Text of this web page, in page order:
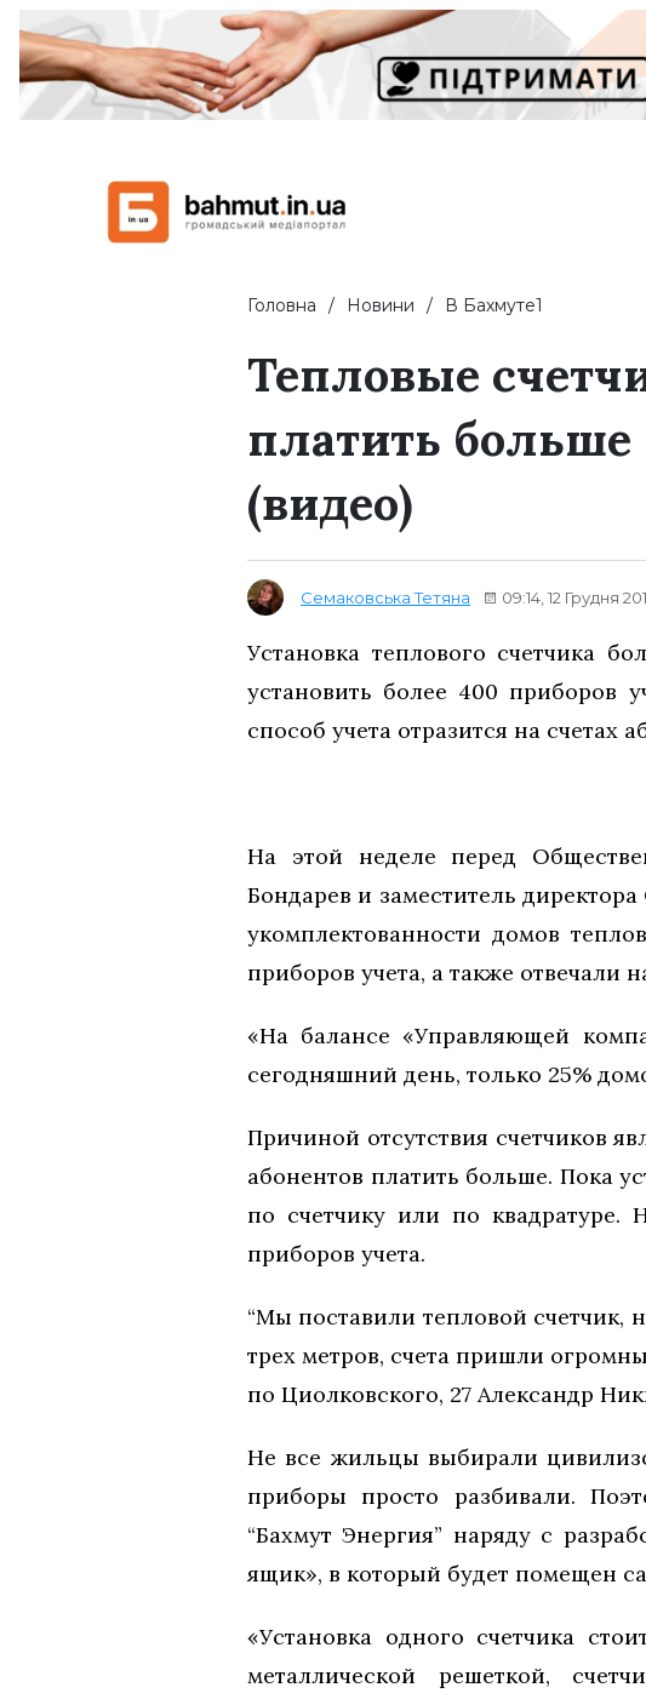
Головна Новини В Бахмуте1
Тепловые
платить
(видео)
Семаковська Тетяна 09:14, 12 Грудня
Установка теплового счетчика
установить более 400 приборов
способ учета отразится на счетах
На этой неделе перед
Бондарев и заместитель
укомплектованности домов
приборов учета, а также отвечали
«На балансе «Управляющей
сегодняшний день, только 25%
Причиной отсутствия счетчиков
абонентов платить больше. Пока
по счетчику или по квадратуре.
приборов учета.
“Мы поставили тепловой счетчик,
трех метров, счета пришли
по Циолковского, 27 Александр
Не все жильцы выбирали
приборы просто разбивали.
“Бахмут Энергия” наряду с
ящик», в который будет помещен
«Установка одного счетчика
металлической решеткой,